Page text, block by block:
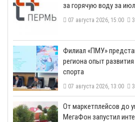
за горячую воду за
07 августа 2026, 15:00
​Филиал «ПМУ»
региона опыт
спорта
07 августа 2026, 13:00
От маркетплейсов до
МегаФон запустил